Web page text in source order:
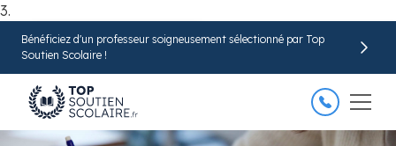
3.
Trouver mon professeur
Bénéficiez d'un professeur soigneusement sélectionné par Top
Soutien Scolaire !